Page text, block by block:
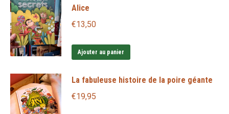
Alice
€13,50
Ajouter au panier
La fabuleuse histoire de la poire géante
€19,95